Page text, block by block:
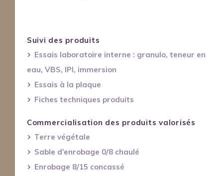
Suivi des produits
Essais laboratoire interne : granulo, teneur en
eau, VBS, IPI, immersion
Essais à la plaque
Fiches techniques produits
Commercialisation des produits valorisés
Terre végétale
Sable d’enrobage 0/8 chaulé
Enrobage 8/15 concassé